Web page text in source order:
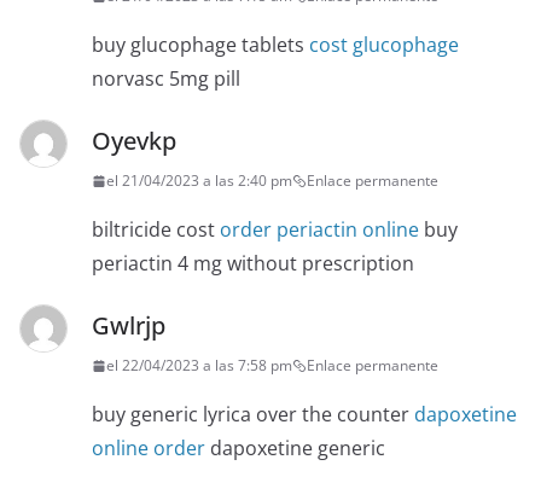
buy glucophage tablets cost glucophage
norvasc 5mg pill
Oyevkp
el 21/04/2023 a las 2:40 pm Enlace permanente
biltricide cost order periactin online buy
periactin 4 mg without prescription
Gwlrjp
el 22/04/2023 a las 7:58 pm Enlace permanente
buy generic lyrica over the counter dapoxetine
online order dapoxetine generic